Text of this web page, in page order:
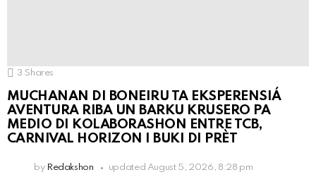
3 Shares
MUCHANAN DI BONEIRU TA EKSPERENSIÁ
AVENTURA RIBA UN BARKU KRUSERO PA
MEDIO DI KOLABORASHON ENTRE TCB,
CARNIVAL HORIZON I BUKI DI PRÈT
by Redakshon updated August 5, 2026, 8:28 pm